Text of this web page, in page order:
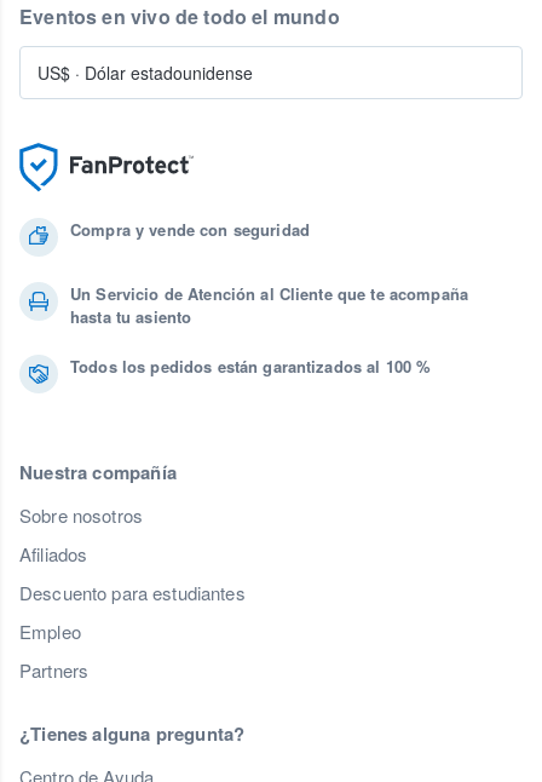
Compra y vende con seguridad
Un Servicio de Atención al Cliente que te acompaña
hasta tu asiento
Todos los pedidos están garantizados al 100 %
Nuestra compañía
Sobre nosotros
Afiliados
Descuento para estudiantes
Empleo
Partners
¿Tienes alguna pregunta?
Centro de Ayuda
Eventos en vivo de todo el mundo
US$ · Dólar estadounidense